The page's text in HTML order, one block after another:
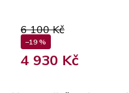
6 100 Kč
–19 %
4 930 Kč